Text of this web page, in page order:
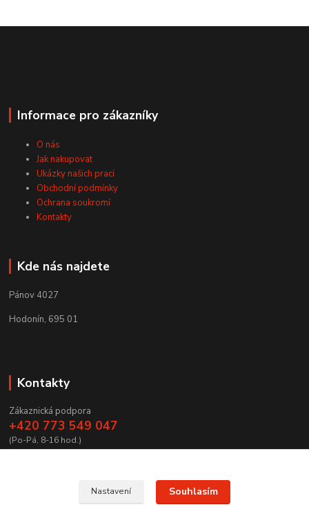
Informace pro zákazníky
O nás
Jak nakupovat
Ukázky našich prací
Obchodní podmínky
Ochrana soukromí
Kontakty
Kde nás najdete
Pánov 4027
Hodonín, 695 01
Kontakty
Zákaznická podpora
+420 773 549 047
(Po-Pá, 8-16 hod.)
Nastavení Souhlasím